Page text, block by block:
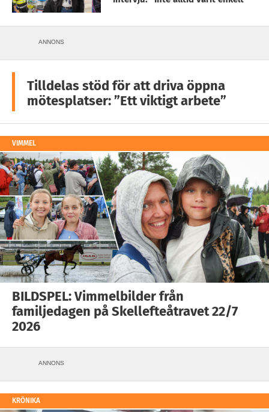
ANNONS
Tilldelas stöd för att driva öppna
mötesplatser: ”Ett viktigt arbete”
VIMMEL
BILDSPEL: Vimmelbilder från
familjedagen på Skellefteåtravet 22/7
2026
ANNONS
KRÖNIKA